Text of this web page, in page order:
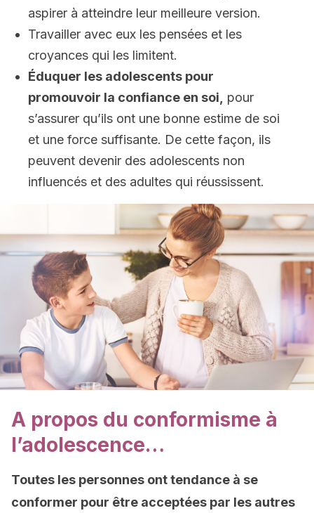
aspirer à atteindre leur meilleure version.
Travailler avec eux les pensées et les
croyances qui les limitent.
Éduquer les adolescents pour
promouvoir la confiance en soi,
pour
s’assurer qu’ils ont une bonne estime de soi
et une force suffisante. De cette façon, ils
peuvent devenir des adolescents non
influencés et des adultes qui réussissent.
A propos du conformisme à
l’adolescence…
Toutes les personnes ont tendance à se
conformer pour être acceptées par les autres